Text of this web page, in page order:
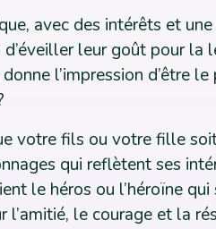
avec des intérêts et
leur goût pour la
l’impression d’être
votre fils ou votre fille
qui reflètent ses
le héros ou l’héroïne
l’amitié, le courage et la